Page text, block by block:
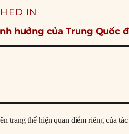
IN
hưởng của Trung Quốc
trang thể hiện quan điểm riêng của